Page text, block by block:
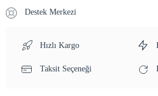
Destek Merkezi
Hızlı Kargo
Taksit Seçeneği